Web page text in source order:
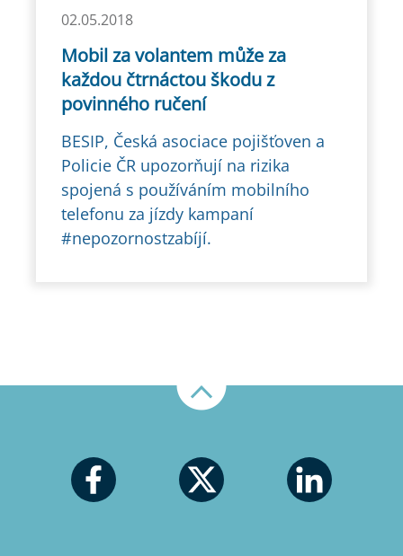
02.05.2018
Mobil za volantem může za
každou čtrnáctou škodu z
povinného ručení
BESIP, Česká asociace pojišťoven a
Policie ČR upozorňují na rizika
spojená s používáním mobilního
telefonu za jízdy kampaní
#nepozornostzabíjí.